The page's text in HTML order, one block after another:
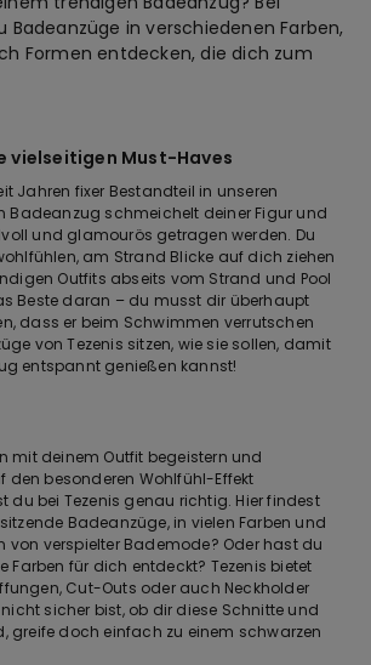
Badeanzüge in verschiedenen Farben,
Formen entdecken, die dich zum
vielseitigen Must-Haves
Jahren fixer Bestandteil in unseren
Badeanzug schmeichelt deiner Figur und
und glamourös getragen werden. Du
am Strand Blicke auf dich ziehen
Outfits abseits vom Strand und Pool
Beste daran – du musst dir überhaupt
dass er beim Schwimmen verrutschen
von Tezenis sitzen, wie sie sollen, damit
entspannt genießen kannst!
mit deinem Outfit begeistern und
den besonderen Wohlfühl-Effekt
du bei Tezenis genau richtig. Hier findest
Badeanzüge, in vielen Farben und
von verspielter Bademode? Oder hast du
Farben für dich entdeckt? Tezenis bietet
Cut-Outs oder auch Neckholder
sicher bist, ob dir diese Schnitte und
greife doch einfach zu einem schwarzen